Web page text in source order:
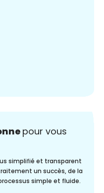
pour vous
simplifié et transparent
un succès, de la
simple et fluide.